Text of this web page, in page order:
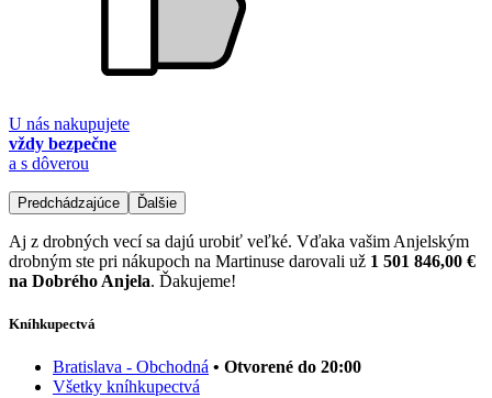
U nás nakupujete
vždy bezpečne
a s dôverou
Predchádzajúce Ďalšie
Aj z drobných vecí sa dajú urobiť veľké. Vďaka vašim Anjelským
drobným ste pri nákupoch na Martinuse darovali už 1 501 846,00 €
na Dobrého Anjela. Ďakujeme!
Kníhkupectvá
Bratislava - Obchodná • Otvorené do 20:00
Všetky kníhkupectvá